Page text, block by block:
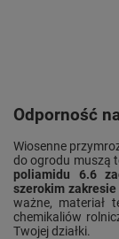
Odporność
Wiosenne
do ogrodu muszą
poliamidu 6.6
szerokim zakresie
ważne, materiał
chemikaliów
Twojej działki.